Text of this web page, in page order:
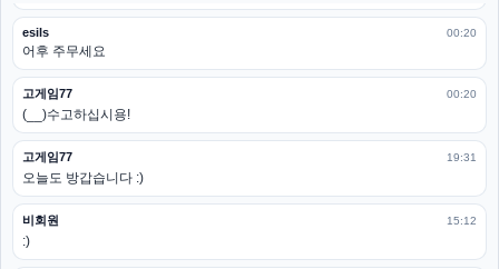
esils 00:20
어후 주무세요
고게임77 00:20
(__)수고하십시용!
고게임77 19:31
오늘도 방갑습니다 :)
비회원 15:12
:)